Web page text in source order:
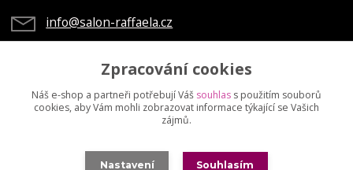
info@salon-raffaela.cz
Upravit sběr cookies.
© Mgr. Kateřina Šimůnková, 2023 - další šíření našich fotek je chráněno
Zpracování cookies
Náš e-shop a partneři potřebují Váš souhlas s použitím souborů
cookies, aby Vám mohli zobrazovat informace týkající se Vašich
zájmů.
Nastavení Souhlasím